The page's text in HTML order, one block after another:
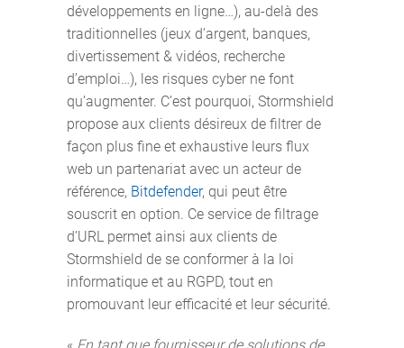
développements en ligne…), au-delà des
traditionnelles (jeux d’argent, banques,
divertissement & vidéos, recherche
d’emploi…), les risques cyber ne font
qu’augmenter. C’est pourquoi, Stormshield
propose aux clients désireux de filtrer de
façon plus fine et exhaustive leurs flux
web un partenariat avec un acteur de
référence, Bitdefender, qui peut être
souscrit en option. Ce service de filtrage
d’URL permet ainsi aux clients de
Stormshield de se conformer à la loi
informatique et au RGPD, tout en
promouvant leur efficacité et leur sécurité.